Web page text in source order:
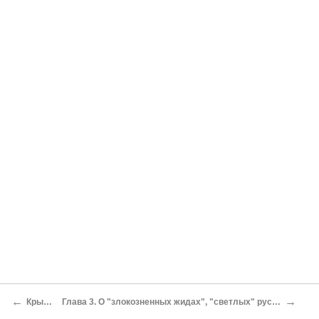
← Крымский позор. Глава 3. О "злокозненных жидах", "светлых" русских аристократах и о том, почему гитлеровцы нас за недочеловеков держали. →